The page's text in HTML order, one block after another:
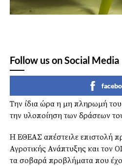
Follow us on Social Media
Την ίδια ώρα η μη πληρωμή
την υλοποίηση των δράσεων
Η ΕΘΕΑΣ απέστειλε επιστολή
Αγροτικής Ανάπτυξης και τον
τα σοβαρά προβλήματα που